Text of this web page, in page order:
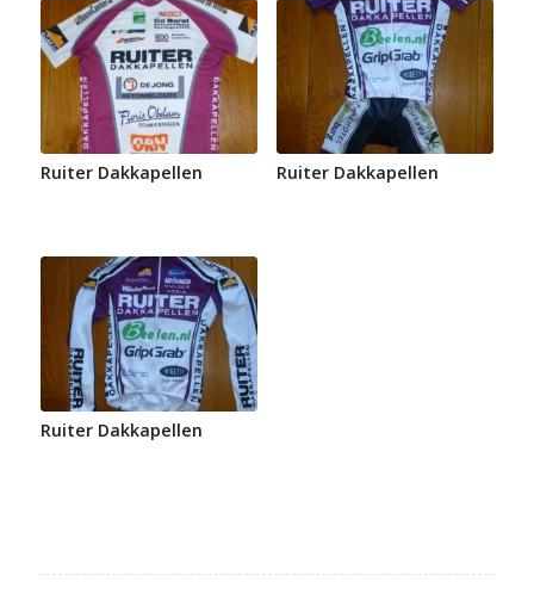
Ruiter Dakkapellen Ruiter Dakkapellen
Ruiter Dakkapellen